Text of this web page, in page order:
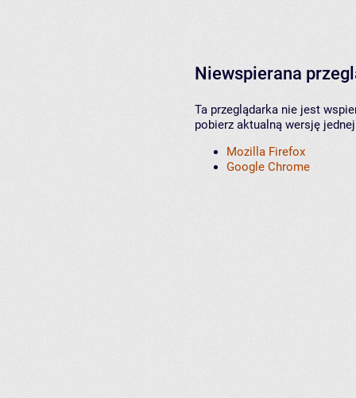
Niewspierana
Ta przeglądarka nie jest
pobierz aktualną wersję
Mozilla Firefox
Google Chrome